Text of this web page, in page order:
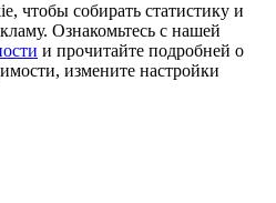
чтобы собирать статистику и
Ознакомьтесь с нашей
и прочитайте подробней о
измените настройки